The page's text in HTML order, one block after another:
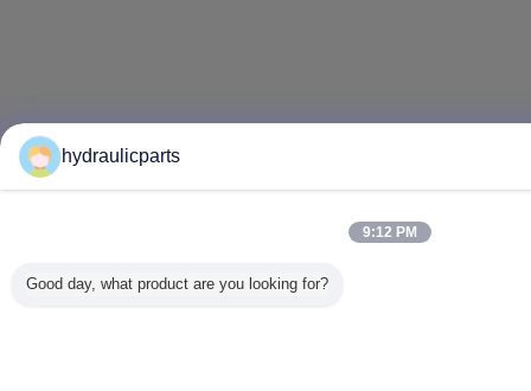
hydraulicparts
9:12 PM
Good day, what product are you looking for?